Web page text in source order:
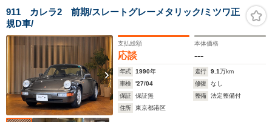
911 カレラ2 前期/スレートグレーメタリック/ミツワ正
規D車/
支払総額
応談
本体価格
---
年式 1990年 走行 9.1万km
車検
'27/04 修復
なし
保証
保証無 整備
法定整備付
住所
東京都港区